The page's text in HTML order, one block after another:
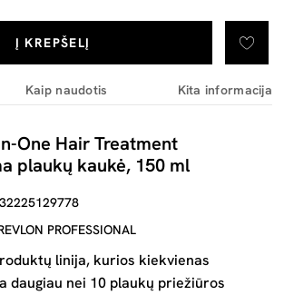
Į KREPŠELĮ
Kaip naudotis Kita informacija
One Hair Treatment
plaukų kaukė, 150 ml
PROFESSIONAL
linija, kurios kiekvienas
daugiau nei 10 plaukų priežiūros